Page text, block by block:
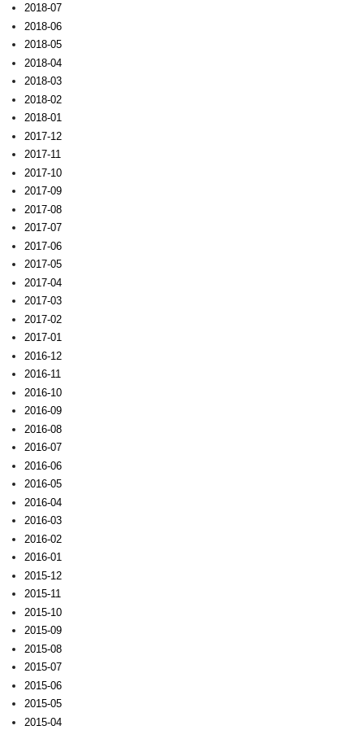
2018-07
2018-06
2018-05
2018-04
2018-03
2018-02
2018-01
2017-12
2017-11
2017-10
2017-09
2017-08
2017-07
2017-06
2017-05
2017-04
2017-03
2017-02
2017-01
2016-12
2016-11
2016-10
2016-09
2016-08
2016-07
2016-06
2016-05
2016-04
2016-03
2016-02
2016-01
2015-12
2015-11
2015-10
2015-09
2015-08
2015-07
2015-06
2015-05
2015-04